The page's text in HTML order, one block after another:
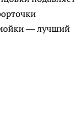
мойки — лучший